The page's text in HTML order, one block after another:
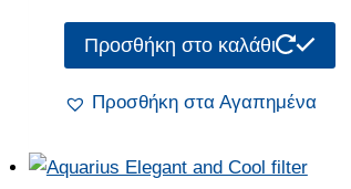
Προσθήκη στο καλάθι
Προσθήκη στα Αγαπημένα